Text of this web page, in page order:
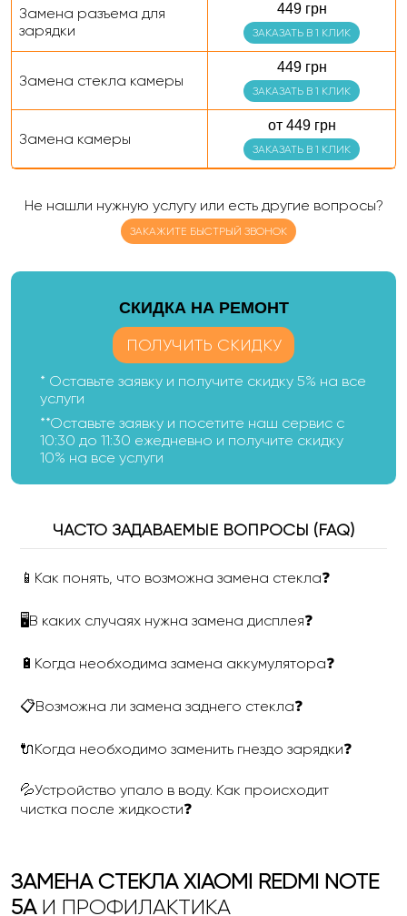
Замена разъема для
зарядки
449 грн
ЗАКАЗАТЬ В 1 КЛИК
Замена стекла камеры
449 грн
ЗАКАЗАТЬ В 1 КЛИК
Замена камеры
от 449 грн
ЗАКАЗАТЬ В 1 КЛИК
Не нашли нужную услугу или есть другие вопросы?
ЗАКАЖИТЕ БЫСТРЫЙ ЗВОНОК
CКИДКА НА РЕМОНТ
ПОЛУЧИТЬ СКИДКУ
* Оставьте заявку и получите скидку 5% на все
услуги
**Оставьте заявку и посетите наш сервис с
10:30 до 11:30 ежедневно и получите скидку
10% на все услуги
ЧАСТО ЗАДАВАЕМЫЕ ВОПРОСЫ (FAQ)
📱Как понять, что возможна замена стекла❓
🖥В каких случаях нужна замена дисплея❓
🔋Когда необходима замена аккумулятора❓
📋Возможна ли замена заднего стекла❓
🔌Когда необходимо заменить гнездо зарядки❓
💦Устройство упало в воду. Как происходит
чистка после жидкости❓
ЗАМЕНА СТЕКЛА XIAOMI REDMI NOTE
5A И ПРОФИЛАКТИКА